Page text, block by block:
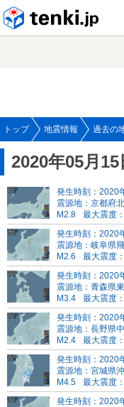
トップ 地震情報 過去の
2020年05月
発生時刻：2020
震源地：京都府
M2.8
最大震度
発生時刻：2020
震源地：岐阜県
M2.6
最大震度
発生時刻：2020
震源地：青森県
M3.4
最大震度
発生時刻：2020
震源地：長野県
M2.4
最大震度
発生時刻：2020
震源地：宮城県
M4.5
最大震度
発生時刻：2020